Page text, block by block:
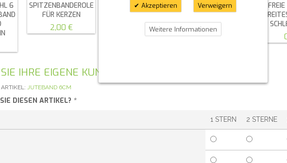
6
SPITZENBANDEROLE
FÜR KERZEN
2,00 €
1M DEKOBAND
TANNENBAUM GRÜN
16MM BREIT
1,20 €
1M FREIE FARBWAHL
ORGANZABAND
SCHLEIFENBAND
0,35 €
IHRE EIGENE KUNDENMEINUNG
JUTEBAND 6CM
DIESEN ARTIKEL? *
1 STERN 2 STERNE
Akzeptieren Verweigern
Weitere Informationen